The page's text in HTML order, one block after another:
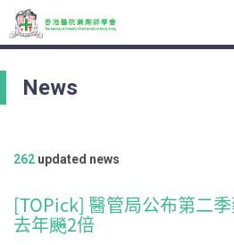
News
262 updated news
[TOPick] 醫管局公布第二
去年飈2倍